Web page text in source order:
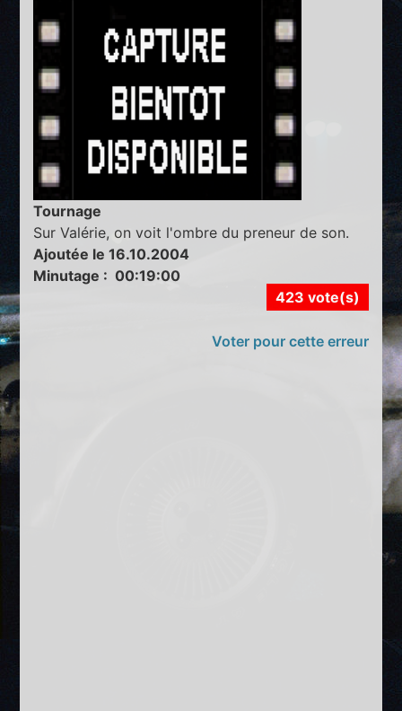
Tournage
Sur Valérie, on voit l'ombre du preneur de son.
Ajoutée le 16.10.2004
Minutage : 00:19:00
423 vote(s)
Voter pour cette erreur